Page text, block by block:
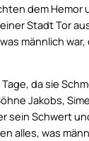
dem Hemor
Stadt Tor
männlich
da sie
Jakobs,
sein Schwert
alles, was